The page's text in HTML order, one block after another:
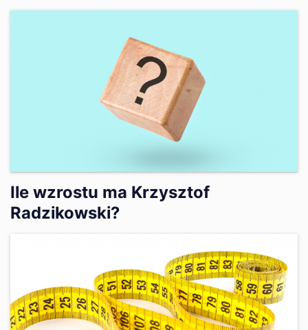
Ile wzrostu ma Krzysztof
Radzikowski?